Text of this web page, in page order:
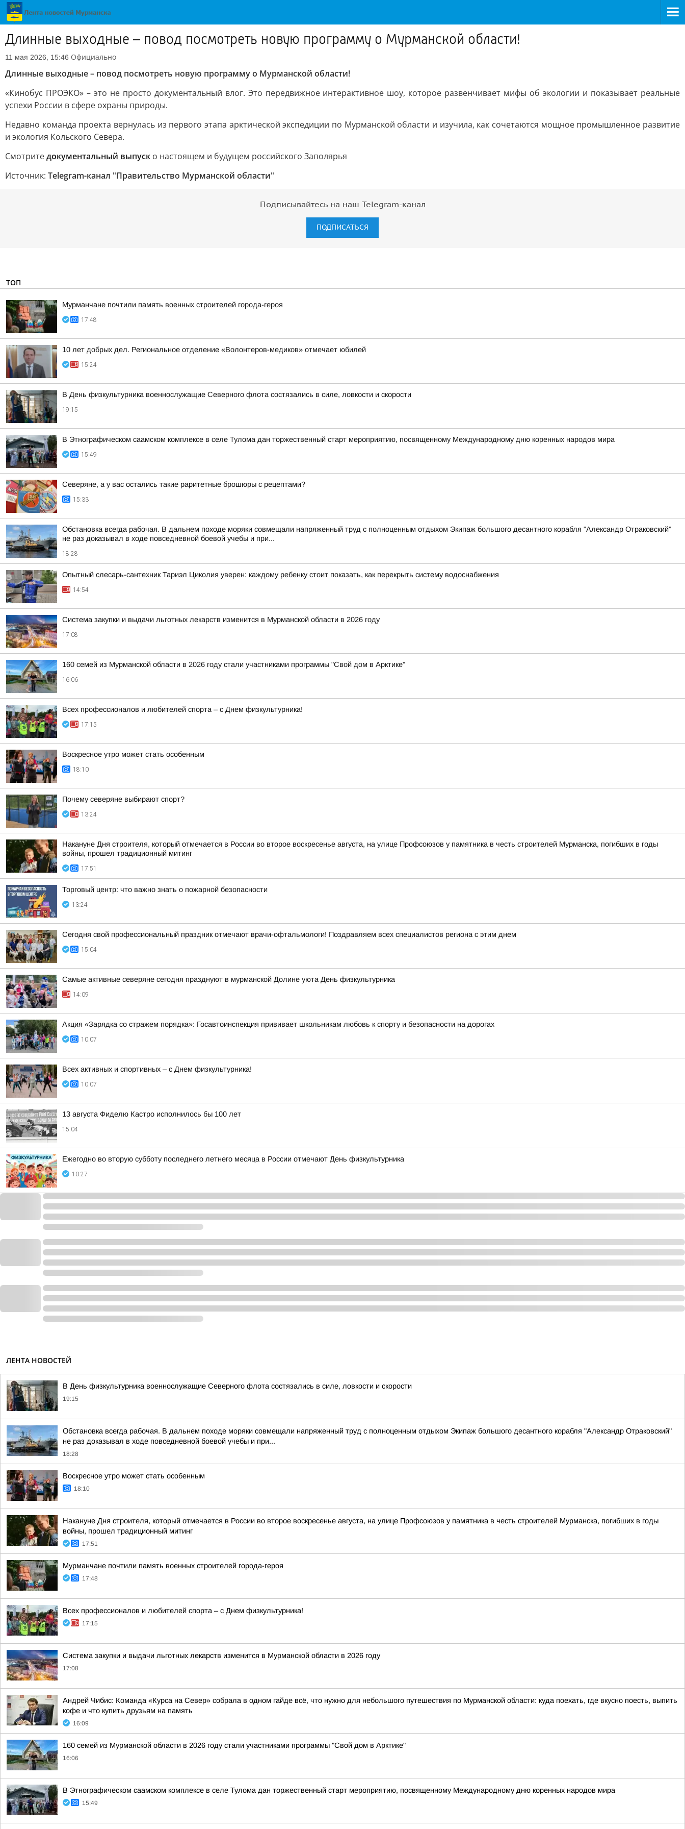
Длинные выходные – повод посмотреть новую программу о Мурманской области!
11 мая 2026, 15:46 Официально
Длинные выходные – повод посмотреть новую программу о Мурманской области!
«Кинобус ПРОЭКО» – это не просто документальный влог. Это передвижное интерактивное шоу, которое развенчивает мифы об экологии и показывает реальные
успехи России в сфере охраны природы.
Недавно команда проекта вернулась из первого этапа арктической экспедиции по Мурманской области и изучила, как сочетаются мощное промышленное развитие
и экология Кольского Севера.
Смотритедокументальный выпуск о настоящем и будущем российского Заполярья
Источник: Telegram-канал "Правительство Мурманской области"
Подписывайтесь на наш Telegram-канал
ПОДПИСАТЬСЯ
ТОП
Мурманчане почтили память военных строителей города-героя
17:48
10 лет добрых дел. Региональное отделение «Волонтеров-медиков» отмечает юбилей
15:24
В День физкультурника военнослужащие Северного флота состязались в силе, ловкости и скорости
19:15
В Этнографическом саамском комплексе в селе Тулома дан торжественный старт мероприятию, посвященному Международному дню коренных народов мира
15:49
Северяне, а у вас остались такие раритетные брошюры с рецептами?
15:33
Обстановка всегда рабочая. В дальнем походе моряки совмещали напряженный труд с полноценным отдыхом Экипаж большого десантного корабля "Александр Отраковский"
не раз доказывал в ходе повседневной боевой учебы и при...
18:28
Опытный слесарь-сантехник Тариэл Циколия уверен: каждому ребенку стоит показать, как перекрыть систему водоснабжения
14:54
Система закупки и выдачи льготных лекарств изменится в Мурманской области в 2026 году
17:08
160 семей из Мурманской области в 2026 году стали участниками программы "Свой дом в Арктике"
16:06
Всех профессионалов и любителей спорта – с Днем физкультурника!
17:15
Воскресное утро может стать особенным
18:10
Почему северяне выбирают спорт?
13:24
Накануне Дня строителя, который отмечается в России во второе воскресенье августа, на улице Профсоюзов у памятника в честь строителей Мурманска, погибших в годы
войны, прошел традиционный митинг
17:51
Торговый центр: что важно знать о пожарной безопасности
13:24
Сегодня свой профессиональный праздник отмечают врачи-офтальмологи! Поздравляем всех специалистов региона с этим днем
15:04
Самые активные северяне сегодня празднуют в мурманской Долине уюта День физкультурника
14:09
Акция «Зарядка со стражем порядка»: Госавтоинспекция прививает школьникам любовь к спорту и безопасности на дорогах
10:07
Всех активных и спортивных – с Днем физкультурника!
10:07
13 августа Фиделю Кастро исполнилось бы 100 лет
15:04
Ежегодно во вторую субботу последнего летнего месяца в России отмечают День физкультурника
10:27
ЛЕНТА НОВОСТЕЙ
В День физкультурника военнослужащие Северного флота состязались в силе, ловкости и скорости
19:15
Обстановка всегда рабочая. В дальнем походе моряки совмещали напряженный труд с полноценным отдыхом Экипаж большого десантного корабля "Александр Отраковский"
не раз доказывал в ходе повседневной боевой учебы и при...
18:28
Воскресное утро может стать особенным
18:10
Накануне Дня строителя, который отмечается в России во второе воскресенье августа, на улице Профсоюзов у памятника в честь строителей Мурманска, погибших в годы
войны, прошел традиционный митинг
17:51
Мурманчане почтили память военных строителей города-героя
17:48
Всех профессионалов и любителей спорта – с Днем физкультурника!
17:15
Система закупки и выдачи льготных лекарств изменится в Мурманской области в 2026 году
17:08
Андрей Чибис: Команда «Курса на Север» собрала в одном гайде всё, что нужно для небольшого путешествия по Мурманской области: куда поехать, где вкусно поесть, выпить
кофе и что купить друзьям на память
16:09
160 семей из Мурманской области в 2026 году стали участниками программы "Свой дом в Арктике"
16:06
В Этнографическом саамском комплексе в селе Тулома дан торжественный старт мероприятию, посвященному Международному дню коренных народов мира
15:49